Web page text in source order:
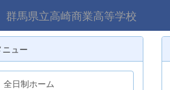
群馬県立高崎商業高等学校
ニュー
全日制ホーム